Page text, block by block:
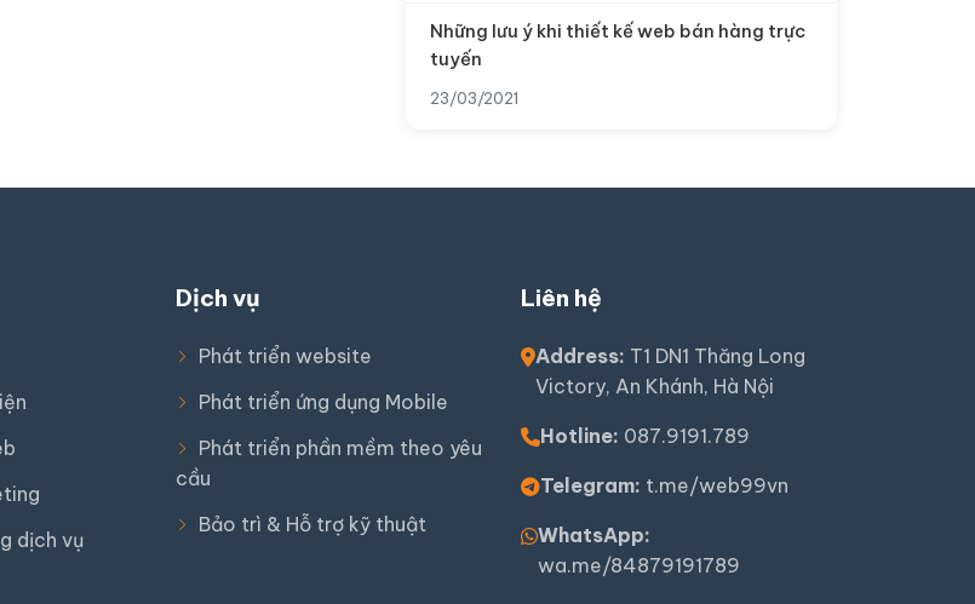
Những lưu ý khi thiết kế web bán hàng trực
tuyến
23/03/2021
dịch vụ
Dịch vụ
Phát triển website
Phát triển ứng dụng Mobile
Phát triển phần mềm theo yêu
cầu
Bảo trì & Hỗ trợ kỹ thuật
Liên hệ
Address: T1 DN1 Thăng Long
Victory, An Khánh, Hà Nội
Hotline: 087.9191.789
Telegram: t.me/web99vn
WhatsApp:
wa.me/84879191789